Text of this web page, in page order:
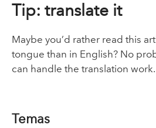
Tip: translate it
Maybe you’d rather read this
tongue than in English? No
can handle the translation work.
Temas